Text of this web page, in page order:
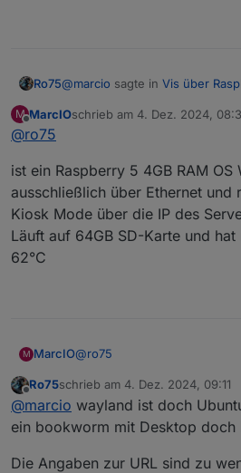
Ro75@marcio sagte in Vis über
gut dann alle technischen Daten
Betriebssystem. Anbindung
SSD/SD-Karte. Aufruf URL...
Ro75.
M
Offline
MarcIOschrieb am 4. Dez. 2024,
zuletzt editiert von MarcIO12.
@ro75
ist ein Raspberry 5 4GB RAM OS
ausschließlich über Ethernet und
Kiosk Mode über die IP des
Läuft auf 64GB SD-Karte und hat
62°C
M MarcIO@ro75
ist ein Raspberry 5 4GB RAM
ausschließlich über
Kiosk Mode über die IP des
62°C
Offline
Ro75schrieb am 4. Dez. 2024, 09:11
zuletzt editiert von
@marcio wayland ist doch
ein bookworm mit Desktop doch
Die Angaben zur URL sind zu